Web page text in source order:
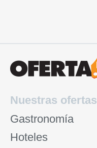
Nuestras ofertas
Gastronomía
Hoteles